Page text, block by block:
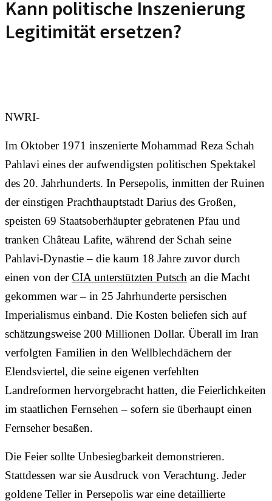
Kann politische Inszenierung
Legitimität ersetzen?
NWRI-
Im Oktober 1971 inszenierte Mohammad Reza Schah
Pahlavi eines der aufwendigsten politischen Spektakel
des 20. Jahrhunderts. In Persepolis, inmitten der Ruinen
der einstigen Prachthauptstadt Darius des Großen,
speisten 69 Staatsoberhäupter gebratenen Pfau und
tranken Château Lafite, während der Schah seine
Pahlavi-Dynastie – die kaum 18 Jahre zuvor durch
einen von derCIA unterstützten Putsch an die Macht
gekommen war – in 25 Jahrhunderte persischen
Imperialismus einband. Die Kosten beliefen sich auf
schätzungsweise 200 Millionen Dollar. Überall im Iran
verfolgten Familien in den Wellblechdächern der
Elendsviertel, die seine eigenen verfehlten
Landreformen hervorgebracht hatten, die Feierlichkeiten
im staatlichen Fernsehen – sofern sie überhaupt einen
Fernseher besaßen.
Die Feier sollte Unbesiegbarkeit demonstrieren.
Stattdessen war sie Ausdruck von Verachtung. Jeder
goldene Teller in Persepolis war eine detaillierte